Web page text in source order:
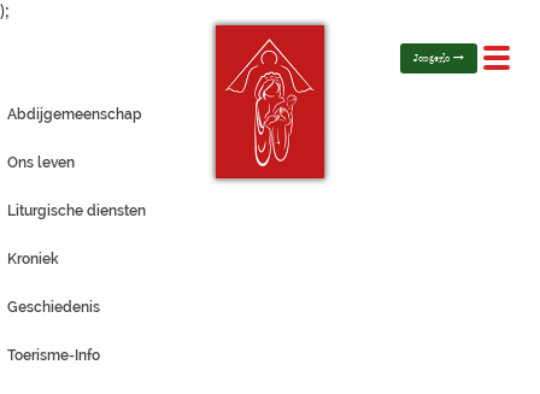
);
Toggle
Jongerlo
Abdijgemeenschap
Ons leven
Liturgische diensten
Kroniek
Geschiedenis
Toerisme-Info